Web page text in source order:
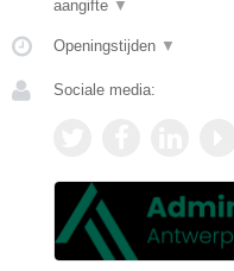
aangifte ▼
Openingstijden ▼
Sociale media: